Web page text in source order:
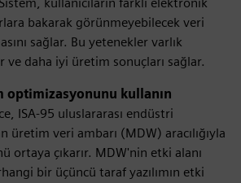
bakarak görünmeyebilecek veri
sağlar. Bu yetenekler varlık
ve daha iyi üretim sonuçları sağlar.
optimizasyonunu kullanın
ISA-95 uluslararası endüstri
üretim veri ambarı (MDW) aracılığıyla
ortaya çıkarır. MDW'nin etki alanı
bir üçüncü taraf yazılımın etki